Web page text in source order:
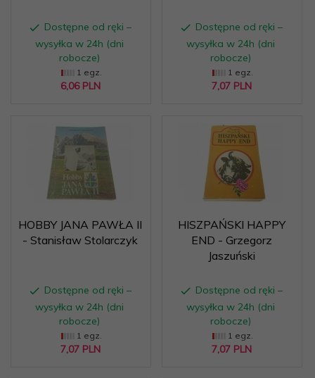
Dostępne od ręki –
wysyłka w 24h (dni
robocze)
1 egz.
6,06 PLN
Dostępne od ręki –
wysyłka w 24h (dni
robocze)
1 egz.
7,07 PLN
HOBBY JANA PAWŁA II
- Stanisław Stolarczyk
Dostępne od ręki –
wysyłka w 24h (dni
robocze)
1 egz.
7,07 PLN
HISZPAŃSKI HAPPY
END - Grzegorz
Jaszuński
Dostępne od ręki –
wysyłka w 24h (dni
robocze)
1 egz.
7,07 PLN